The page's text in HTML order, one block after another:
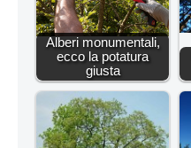
Alberi monumentali,
ecco la potatura
giusta